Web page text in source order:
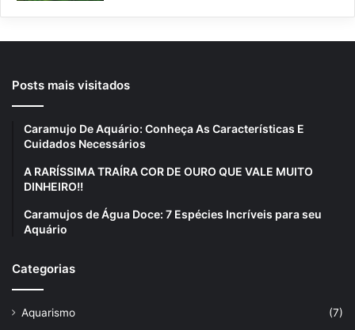
Posts mais visitados
Caramujo De Aquário: Conheça As Características E
Cuidados Necessários
A RARÍSSIMA TRAÍRA COR DE OURO QUE VALE MUITO
DINHEIRO!!
Caramujos de Água Doce: 7 Espécies Incríveis para seu
Aquário
Categorias
Aquarismo
(7)